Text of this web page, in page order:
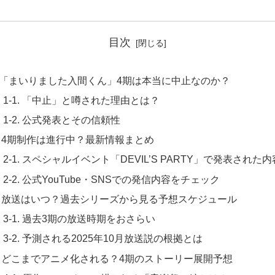
目次
まいりました入間くん」4期は本当に中止なのか？
1-1. 「中止」と噂された理由とは？
1-2. 公式発表とその信頼性
4期制作は進行中？最新情報まとめ
2-1. スペシャルイベント「DEVIL’S PARTY」で発表された内
2-2. 公式YouTube・SNSでの発信内容をチェック
放送はいつ？過去シリーズから見る予想スケジュール
3-1. 過去3期の放送時期をおさらい
3-2. 予測される2025年10月放送説の根拠とは
どこまでアニメ化される？4期のストーリー展開予想